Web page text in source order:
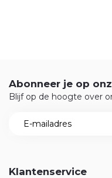
Klantenservice
Abonneer je op
Blijf op de hoogte over